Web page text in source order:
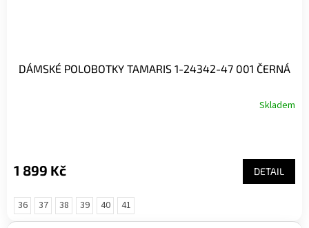
DÁMSKÉ POLOBOTKY TAMARIS 1-24342-47 001 ČERNÁ
Skladem
1 899 Kč DETAIL
36 37 38 39 40 41